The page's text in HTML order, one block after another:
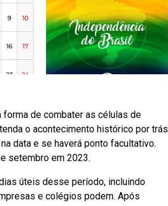
de combater as células de
o acontecimento histórico por trás
data e se haverá ponto facultativo.
setembro em 2023.
úteis desse período, incluindo
e colégios podem. Após